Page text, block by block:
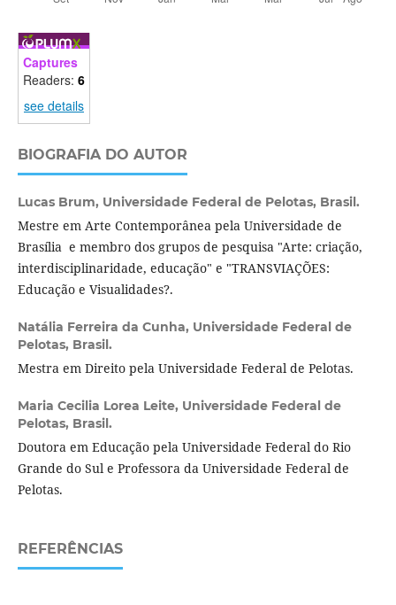
Captures
Readers: 6
see details
BIOGRAFIA DO AUTOR
Lucas Brum, Universidade Federal de Pelotas, Brasil.
Mestre em Arte Contemporânea pela Universidade de
Brasília e membro dos grupos de pesquisa "Arte: criação,
interdisciplinaridade, educação" e "TRANSVIAÇÕES:
Educação e Visualidades?.
Natália Ferreira da Cunha, Universidade Federal de
Pelotas, Brasil.
Mestra em Direito pela Universidade Federal de Pelotas.
Maria Cecilia Lorea Leite, Universidade Federal de
Pelotas, Brasil.
Doutora em Educação pela Universidade Federal do Rio
Grande do Sul e Professora da Universidade Federal de
Pelotas.
REFERÊNCIAS